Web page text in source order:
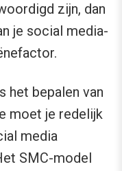
zijn, dan
je social media-
het bepalen van
moet je redelijk
media
SMC-model